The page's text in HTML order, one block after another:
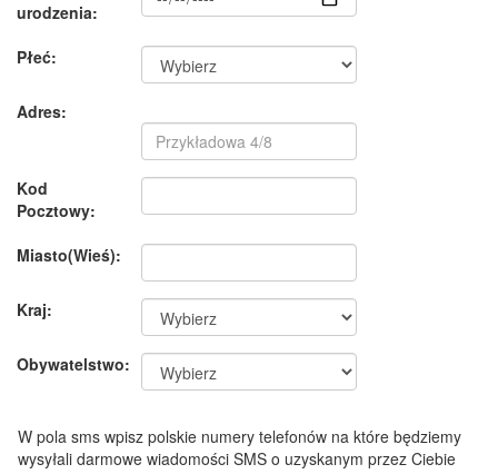
urodzenia:
Płeć:
Adres:
Kod
Pocztowy:
Miasto(Wieś):
Kraj:
Obywatelstwo:
W pola sms wpisz polskie numery telefonów na które będziemy
wysyłali darmowe wiadomości SMS o uzyskanym przez Ciebie